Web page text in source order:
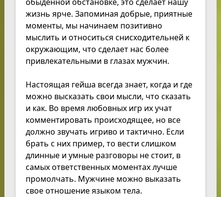
жизнь ярче. Запоминая добрые, приятные
моменты, мы начинаем позитивно
мыслить и относиться снисходительней к
окружающим, что сделает нас более
привлекательными в глазах мужчин.
Настоящая гейша всегда знает, когда и где
можно высказать свои мысли, что сказать
и как. Во время любовных игр их учат
комментировать происходящее, но все
должно звучать игриво и тактично. Если
брать с них пример, то вести слишком
длинные и умные разговоры не стоит, в
самых ответственных моментах лучше
промолчать. Мужчине можно выказать
свое отношение языком тела.